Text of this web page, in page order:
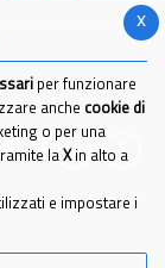
su:
x
per funzionare
anche cookie di
o per una
la Xin alto a
e impostare i